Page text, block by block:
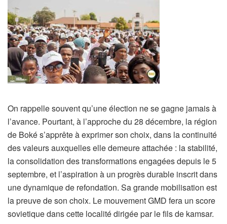
On rappelle souvent qu’une élection ne se gagne jamais à
l’avance. Pourtant, à l’approche du 28 décembre, la région
de Boké s’apprête à exprimer son choix, dans la continuité
des valeurs auxquelles elle demeure attachée : la stabilité,
la consolidation des transformations engagées depuis le 5
septembre, et l’aspiration à un progrès durable inscrit dans
une dynamique de refondation. Sa grande mobilisation est
la preuve de son choix. Le mouvement GMD fera un score
sovietique dans cette localité dirigée par le fils de kamsar.